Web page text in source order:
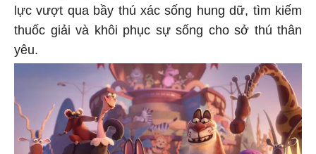
lực vượt qua bầy thú xác sống hung dữ, tìm kiếm
thuốc giải và khôi phục sự sống cho sở thú thân
yêu.